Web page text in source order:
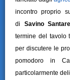
incontro proprio
di Savino
termine del tavolo
per discutere le
pomodoro in
particolarmente